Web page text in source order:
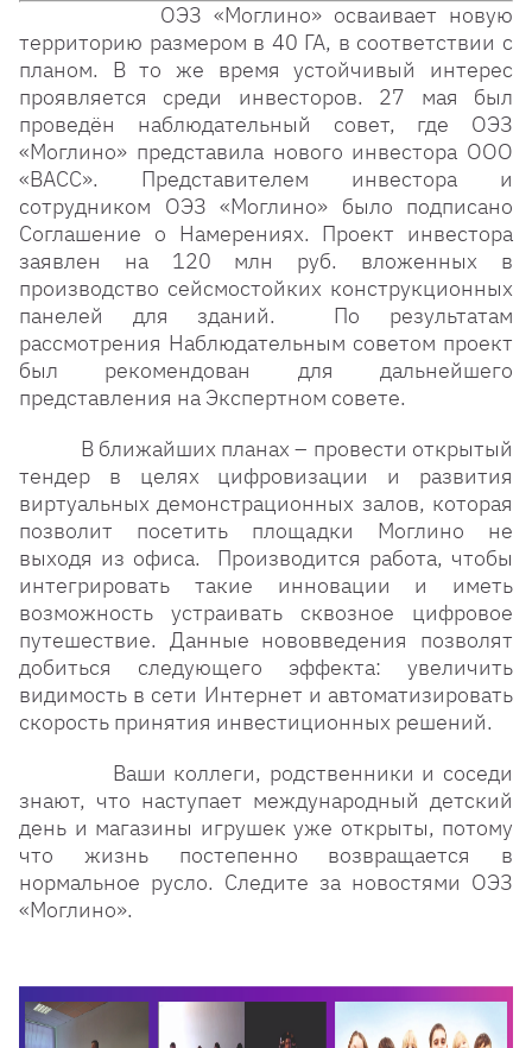
ОЭЗ «Моглино» осваивает новую
территорию размером в 40 ГА, в соответствии с
планом. В то же время устойчивый интерес
проявляется среди инвесторов. 27 мая был
проведён наблюдательный совет, где ОЭЗ
«Моглино» представила нового инвестора ООО
«ВАСС». Представителем инвестора и
сотрудником ОЭЗ «Моглино» было подписано
Соглашение о Намерениях. Проект инвестора
заявлен на 120 млн руб. вложенных в
производство сейсмостойких конструкционных
панелей для зданий. По результатам
рассмотрения Наблюдательным советом проект
был рекомендован для дальнейшего
представления на Экспертном совете.
В ближайших планах – провести открытый
тендер в целях цифровизации и развития
виртуальных демонстрационных залов, которая
позволит посетить площадки Моглино не
выходя из офиса. Производится работа, чтобы
интегрировать такие инновации и иметь
возможность устраивать сквозное цифровое
путешествие. Данные нововведения позволят
добиться следующего эффекта: увеличить
видимость в сети Интернет и автоматизировать
скорость принятия инвестиционных решений.
Ваши коллеги, родственники и соседи
знают, что наступает международный детский
день и магазины игрушек уже открыты, потому
что жизнь постепенно возвращается в
нормальное русло. Следите за новостями ОЭЗ
«Моглино».